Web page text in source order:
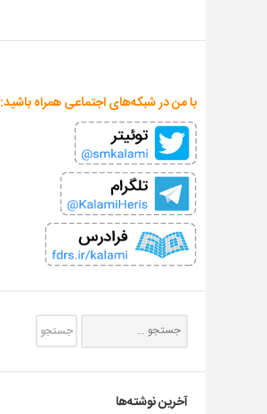
با من در شبکه‌های اجتماعی همراه باشید:
آخرین نوشته‌ها